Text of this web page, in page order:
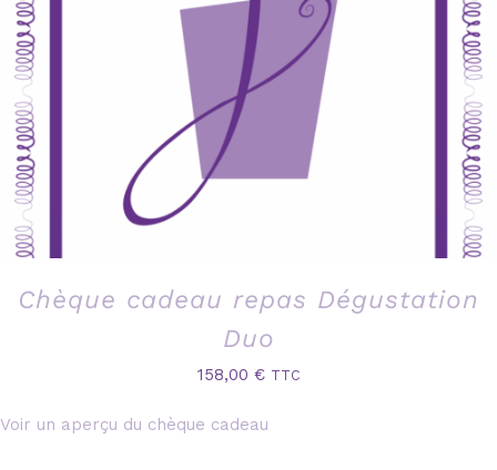
Chèque cadeau repas Dégustation
Duo
158,00 € TTC
Voir un aperçu du chèque cadeau